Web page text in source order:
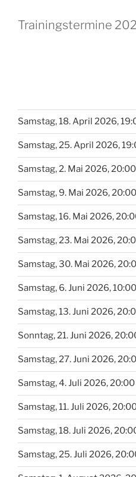
Trainingstermine
Samstag, 18. April 2026,
Samstag, 25. April 2026,
Samstag, 2. Mai 2026,
Samstag, 9. Mai 2026,
Samstag, 16. Mai 2026,
Samstag, 23. Mai 2026,
Samstag, 30. Mai 2026,
Samstag, 6. Juni 2026,
Samstag, 13. Juni 2026,
Sonntag, 21. Juni 2026,
Samstag, 27. Juni 2026,
Samstag, 4. Juli 2026,
Samstag, 11. Juli 2026,
Samstag, 18. Juli 2026,
Samstag, 25. Juli 2026,